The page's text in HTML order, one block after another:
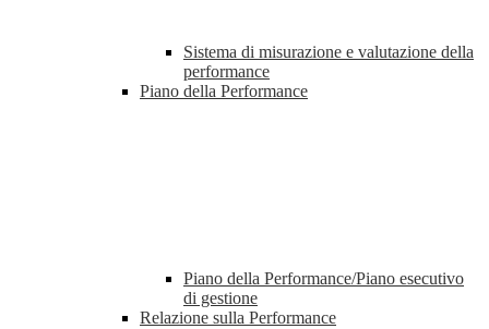
Sistema di misurazione e valutazione della
performance
Piano della Performance
Piano della Performance/Piano esecutivo
di gestione
Relazione sulla Performance